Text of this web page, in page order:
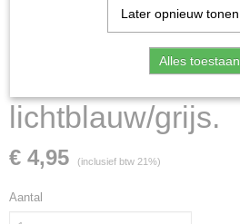
schuifarmband
lichtblauw/grijs.
€ 4,95 (inclusief btw 21%)
Aantal
Later opnieuw tonen
Alles toestaan